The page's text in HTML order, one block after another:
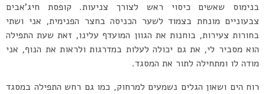
בנימוס שאשים כיסוי ראש לצורך צניעות. קופסת חיג’אבים
צבעוניים מונחת בצמוד לשער הכניסה בחצר הפנימית, אני ושתי
בחורות צעירות, בוחנות את הגוון המועדף עלינו, זאת שעת התפילה
הוא מסביר לי, את גם יכולה לעלות במדרגות ולראות את הנוף, אני
מודה לו ומתחילה לתור את המסגד.
רוח הים ושאון הגלים נשמעים למרחוק, כמו גם רחש התפילה במסגד